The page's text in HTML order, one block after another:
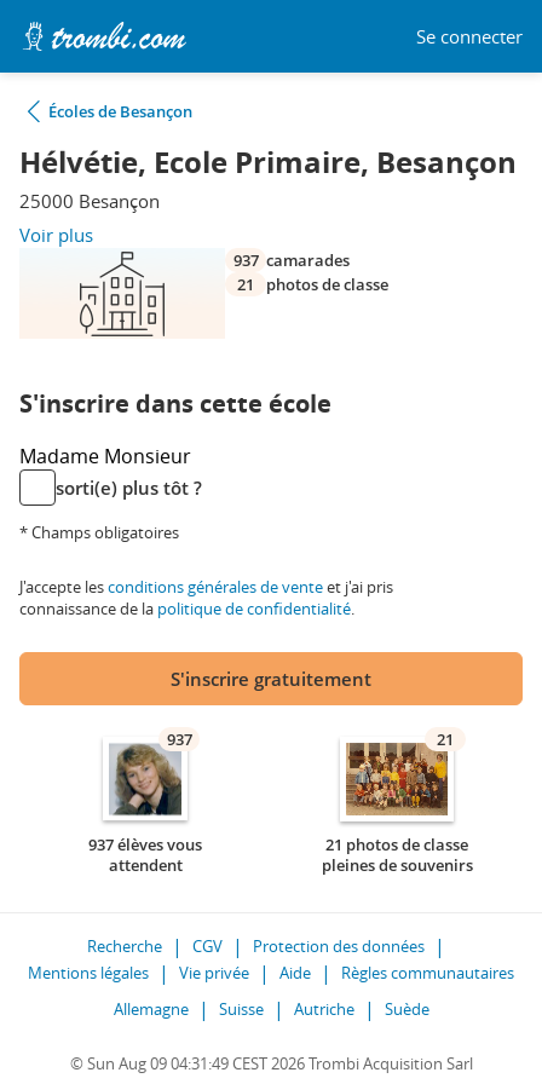
Se connecter
Écoles de Besançon
Hélvétie, Ecole Primaire, Besançon
25000 Besançon
Voir plus
937 camarades
21
photos de classe
S'inscrire dans cette école
Madame Monsieur
sorti(e) plus tôt ?
* Champs obligatoires
J'accepte lesconditions générales de venteet j'ai pris
connaissance de la politique de confidentialité.
S'inscrire gratuitement
937
937 élèves vous
attendent
21
21 photos de classe
pleines de souvenirs
Recherche CGV
Protection des données
Mentions légales
Vie privée Aide
Règles communautaires
Allemagne
Suisse Autriche Suède
© Sun Aug 09 04:31:49 CEST 2026 Trombi Acquisition Sarl